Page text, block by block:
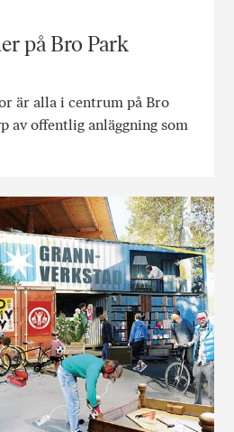
på Bro Park
är alla i centrum på Bro
av offentlig anläggning som